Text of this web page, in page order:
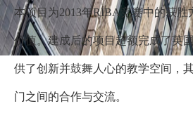
本项目为2013年RIBA竞赛中的获胜
价值。建成后的项目超额完成了英
供了创新并鼓舞人心的教学空间，
门之间的合作与交流。